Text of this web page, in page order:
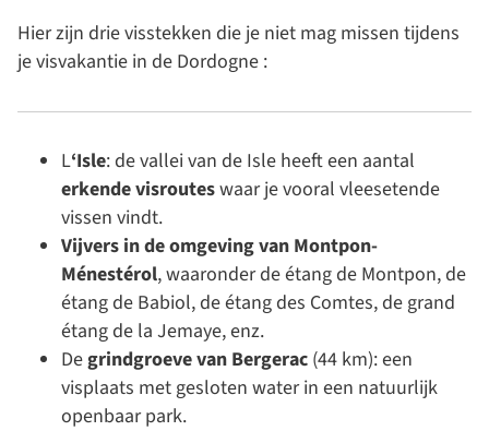
Hier zijn drie visstekken die je niet mag missen tijdens
je visvakantie in de Dordogne :
L‘Isle: de vallei van de Isle heeft een aantal
erkende visrouteswaar je vooral vleesetende
vissen vindt.
Vijvers in de omgeving van Montpon-
Ménestérol, waaronder de étang de Montpon, de
étang de Babiol, de étang des Comtes, de grand
étang de la Jemaye, enz.
De grindgroeve van Bergerac (44 km): een
visplaats met gesloten water in een natuurlijk
openbaar park.